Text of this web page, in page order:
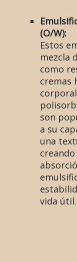
(O/W):
Estos
mezcla
como
cremas
son
a su
una
vida útil.